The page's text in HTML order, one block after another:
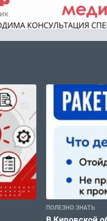
ПОЛЕЗНО ЗНАТЬ